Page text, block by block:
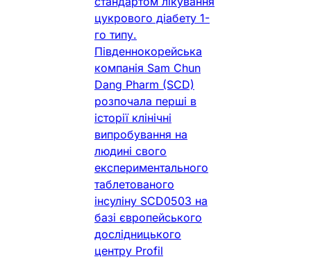
цукрового діабету 1-
го типу.
Південнокорейська
компанія Sam Chun
Dang Pharm (SCD)
розпочала перші в
історії клінічні
випробування на
людині свого
експериментального
таблетованого
інсуліну SCD0503 на
базі європейського
дослідницького
центру Profil